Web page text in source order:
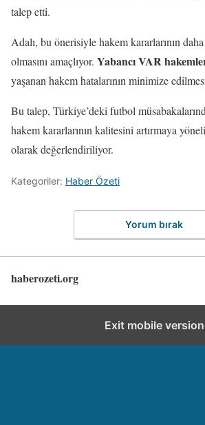
talep etti.
Adalı, bu önerisiyle hakem kararlarının
olmasını amaçlıyor. Yabancı VAR
yaşanan hakem hatalarının minimize
Bu talep, Türkiye’deki futbol
hakem kararlarının kalitesini artırmaya
olarak değerlendiriliyor.
Kategoriler: Haber Özeti
Yorum bırak
haberozeti.org
Exit mobile version